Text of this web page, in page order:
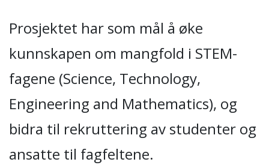
Prosjektet har som mål å øke
kunnskapen om mangfold i STEM-
fagene (Science, Technology,
Engineering and Mathematics), og
bidra til rekruttering av studenter og
ansatte til fagfeltene.